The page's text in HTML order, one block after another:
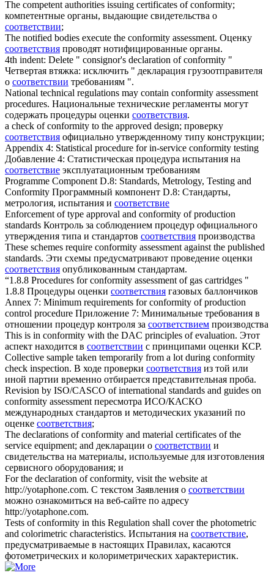
The competent authorities issuing certificates ofconformity;
компетентные органы, выдающие свидетельства о
соответствии;
The notified bodies execute the conformity assessment. Оценку
соответствия проводят нотифицированные органы.
4th indent: Delete " consignor's declaration ofconformity "
Четвертая втяжка: исключить " декларация грузоотправителя
о соответствии требованиям ".
National technical regulations may contain conformity assessment
procedures. Национальные технические регламенты могут
содержать процедуры оценки соответствия.
a check ofconformity to the approved design; проверку
соответствия официально утвержденному типу конструкции;
Appendix 4: Statistical procedure for in-service conformity testing
Добавление 4: Статистическая процедура испытания на
соответствие эксплуатационным требованиям
Programme Component D.8: Standards, Metrology, Testing and
Conformity Программный компонент D.8: Стандарты,
метрология, испытания и соответствие
Enforcement of type approval and conformity of production
standards Контроль за соблюдением процедур официального
утверждения типа и стандартов соответствия производства
These schemes require conformity assessment against the published
standards. Эти схемы предусматривают проведение оценки
соответствия опубликованным стандартам.
“1.8.8 Procedures forconformity assessment of gas cartridges "
1.8.8 Процедуры оценки соответствия газовых баллончиков
Annex 7: Minimum requirements forconformity of production
control procedure Приложение 7: Минимальные требования в
отношении процедур контроля за соответствием производства
This is in conformity with the DAC principles of evaluation. Этот
аспект находится в соответствии с принципами оценки КСР.
Collective sample taken temporarily from a lot during conformity
check inspection. В ходе проверки соответствия из той или
иной партии временно отбирается представительная проба.
Revision by ISO/CASCO of international standards and guides on
conformity assessment пересмотра ИСО/КАСКО
международных стандартов и методических указаний по
оценке соответствия;
The declarations ofconformity and material certificates of the
service equipment; and декларации о соответствии и
свидетельства на материалы, используемые для изготовления
сервисного оборудования; и
For the declaration ofconformity, visit the website at
http://yotaphone.com. С текстом Заявления о соответствии
можно ознакомиться на веб-сайте по адресу
http://yotaphone.com.
Tests ofconformity in this Regulation shall cover the photometric
and colorimetric characteristics. Испытания на соответствие,
предусматриваемые в настоящих Правилах, касаются
фотометрических и колориметрических характеристик.